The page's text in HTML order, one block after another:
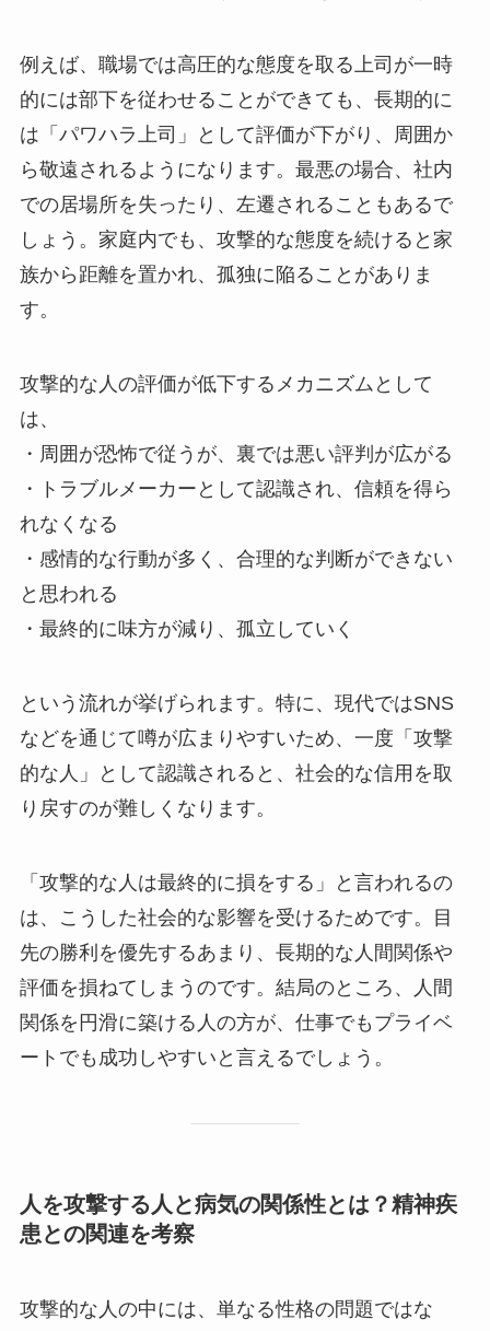
例えば、職場では高圧的な態度を取る上司が一時
的には部下を従わせることができても、長期的に
は「パワハラ上司」として評価が下がり、周囲か
ら敬遠されるようになります。最悪の場合、社内
での居場所を失ったり、左遷されることもあるで
しょう。家庭内でも、攻撃的な態度を続けると家
族から距離を置かれ、孤独に陥ることがありま
す。
攻撃的な人の評価が低下するメカニズムとして
は、
・周囲が恐怖で従うが、裏では悪い評判が広がる
・トラブルメーカーとして認識され、信頼を得ら
れなくなる
・感情的な行動が多く、合理的な判断ができない
と思われる
・最終的に味方が減り、孤立していく
という流れが挙げられます。特に、現代ではSNS
などを通じて噂が広まりやすいため、一度「攻撃
的な人」として認識されると、社会的な信用を取
り戻すのが難しくなります。
「攻撃的な人は最終的に損をする」と言われるの
は、こうした社会的な影響を受けるためです。目
先の勝利を優先するあまり、長期的な人間関係や
評価を損ねてしまうのです。結局のところ、人間
関係を円滑に築ける人の方が、仕事でもプライベ
ートでも成功しやすいと言えるでしょう。
人を攻撃する人と病気の関係性とは？精神疾
患との関連を考察
攻撃的な人の中には、単なる性格の問題ではな